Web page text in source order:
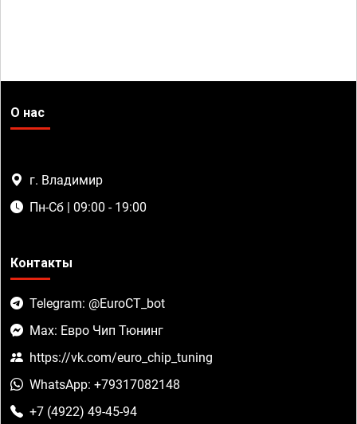
О нас
г. Владимир
Пн-Сб | 09:00 - 19:00
Контакты
Telegram: @EuroCT_bot
Max: Евро Чип Тюнинг
https://vk.com/euro_chip_tuning
WhatsApp: +79317082148
+7 (4922) 49-45-94